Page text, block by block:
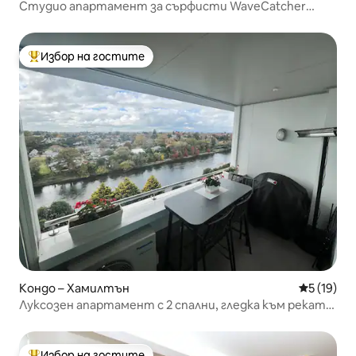
Студио апартамент за сърфисти WaveCatcher
Най-популярен избор на гостите
Избор на гостите
Кондо – Хамилтън Средна
5 (19)
Луксозен апартамент с 2 спални, гледка към реката